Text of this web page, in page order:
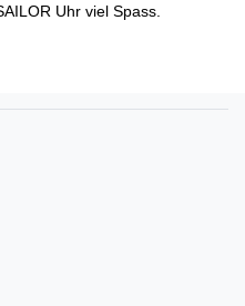
Uhr viel Spass.